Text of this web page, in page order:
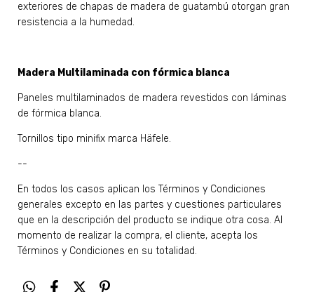
exteriores de chapas de madera de guatambú otorgan gran
resistencia a la humedad.
Madera Multilaminada con fórmica blanca
Paneles multilaminados de madera revestidos con láminas
de fórmica blanca.
Tornillos tipo minifix marca Häfele.
--
En todos los casos aplican los Términos y Condiciones
generales excepto en las partes y cuestiones particulares
que en la descripción del producto se indique otra cosa. Al
momento de realizar la compra, el cliente, acepta los
Términos y Condiciones en su totalidad.